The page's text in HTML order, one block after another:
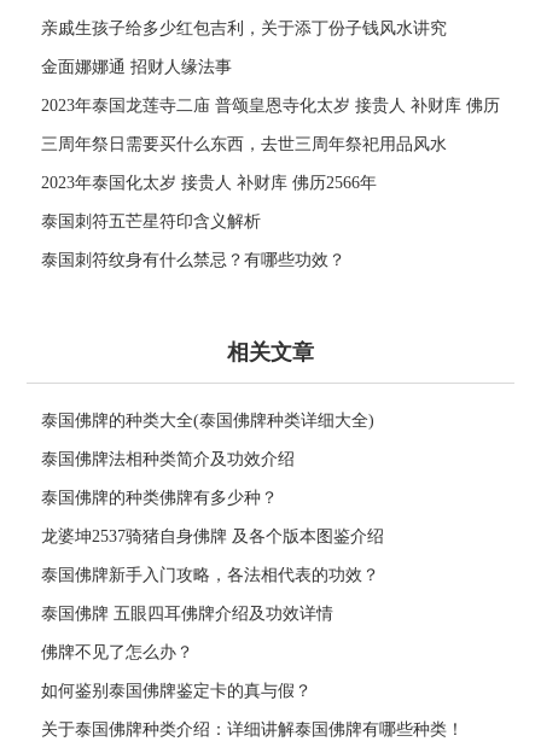
亲戚生孩子给多少红包吉利，关于添丁份子钱风水讲究
金面娜娜通 招财人缘法事
2023年泰国龙莲寺二庙 普颂皇恩寺化太岁 接贵人 补财库 佛历
2566年
三周年祭日需要买什么东西，去世三周年祭祀用品风水
2023年泰国化太岁 接贵人 补财库 佛历2566年
泰国刺符五芒星符印含义解析
泰国刺符纹身有什么禁忌？有哪些功效？
相关文章
泰国佛牌的种类大全(泰国佛牌种类详细大全)
泰国佛牌法相种类简介及功效介绍
泰国佛牌的种类佛牌有多少种？
龙婆坤2537骑猪自身佛牌 及各个版本图鉴介绍
泰国佛牌新手入门攻略，各法相代表的功效？
泰国佛牌 五眼四耳佛牌介绍及功效详情
佛牌不见了怎么办？
如何鉴别泰国佛牌鉴定卡的真与假？
关于泰国佛牌种类介绍：详细讲解泰国佛牌有哪些种类！